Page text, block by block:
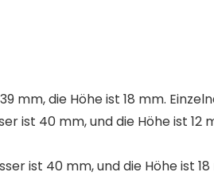
mm, die Höhe ist 18 mm.
ist 40 mm, und die Höhe ist 12
ist 40 mm, und die Höhe ist